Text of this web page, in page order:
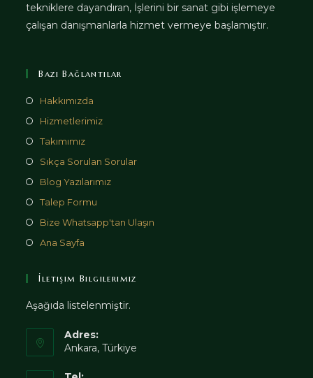
tekniklere dayandıran, İşlerini bir sanat gibi işlemeye
çalışan danışmanlarla hizmet vermeye başlamıştır.
Bazı Bağlantılar
Hakkımızda
Hizmetlerimiz
Takımımız
Sıkça Sorulan Sorular
Blog Yazılarımız
Talep Formu
Bize Whatsapp'tan Ulaşın
Ana Sayfa
İletişim Bilgilerimiz
Aşağıda listelenmiştir.
Adres:
Ankara, Türkiye